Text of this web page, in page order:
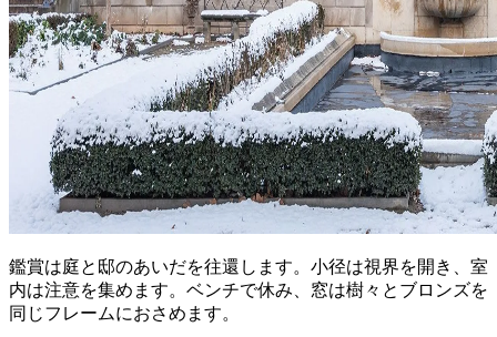
鑑賞は庭と邸のあいだを往還します。小径は視界を開き、室
内は注意を集めます。ベンチで休み、窓は樹々とブロンズを
同じフレームにおさめます。